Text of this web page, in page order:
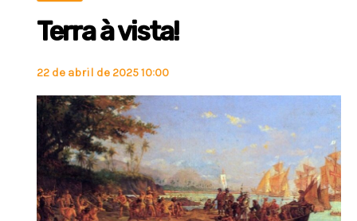
Terra à vista!
22 de abril de 2025 10:00